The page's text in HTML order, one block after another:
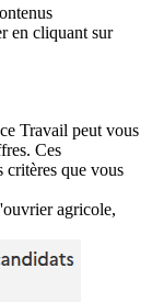
en cliquant sur
Travail peut vous
Ces
critères que vous
agricole,